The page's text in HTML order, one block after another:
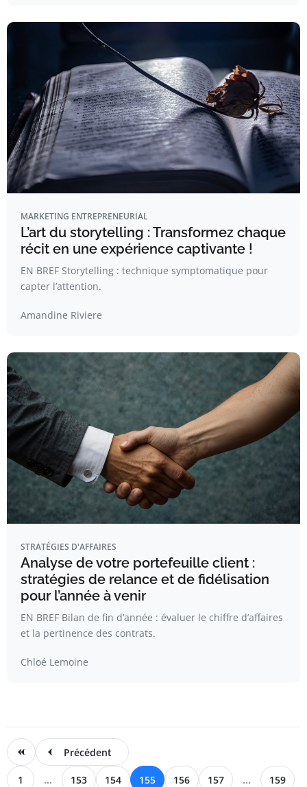
MARKETING ENTREPRENEURIAL
L’art du storytelling : Transformez chaque
récit en une expérience captivante !
EN BREF Storytelling : technique symptomatique pour
capter l’attention.
Amandine Riviere
STRATÉGIES D'AFFAIRES
Analyse de votre portefeuille client :
stratégies de relance et de fidélisation
pour l’année à venir
EN BREF Bilan de fin d’année : évaluer le chiffre d’affaires
et la pertinence des contrats.
Chloé Lemoine
Précédent
1 ... 153 154 155 156 157 ... 159